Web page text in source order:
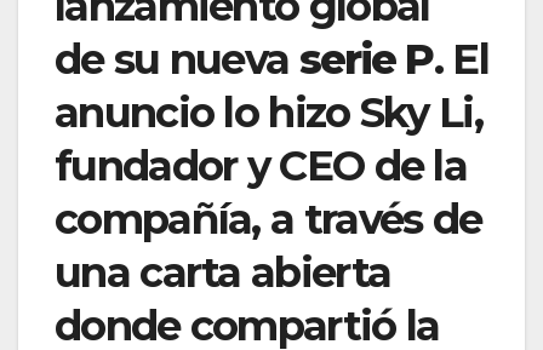
de su nueva serie P. El
anuncio lo hizo Sky Li,
fundador y CEO de la
compañía, a través de
una carta abierta
donde compartió la